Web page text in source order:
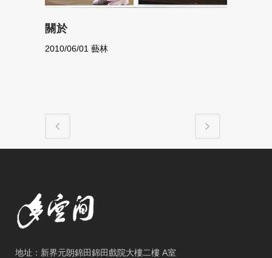
關於
2010/06/01 藝林
地址：新界元朗錦田錦田戲院大樓二樓 A室